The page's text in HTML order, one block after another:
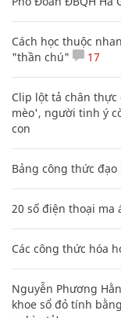
Cách học thuộc
"thần chú"
17
Clip lột tả chân
mèo', người tinh ý
con
Bảng công thức
20 số điện thoại ma
Các công thức hóa
Nguyễn Phương
khoe sổ đỏ tính